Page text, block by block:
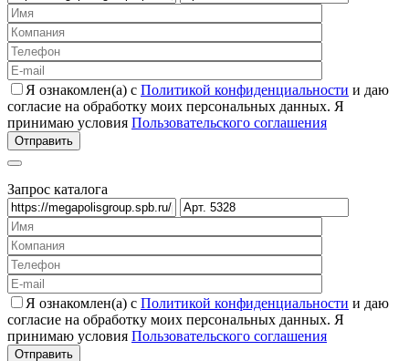
Я ознакомлен(а) с Политикой конфиденциальности и даю
согласие на обработку моих персональных данных. Я
принимаю условия Пользовательского соглашения
Запрос каталога
Я ознакомлен(а) с Политикой конфиденциальности и даю
согласие на обработку моих персональных данных. Я
принимаю условия Пользовательского соглашения